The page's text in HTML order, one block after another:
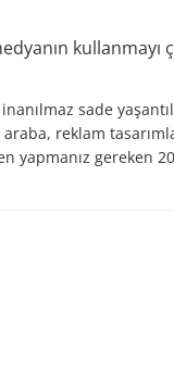
kullanmayı
sade
reklam
yapmanız gereken